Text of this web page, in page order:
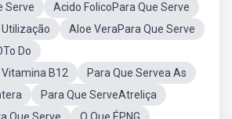
Serve
Acido FolicoPara Que Serve
Aloe VeraPara Que Serve
Do
B12
Para Que Servea As
Para Que ServeAtreliça